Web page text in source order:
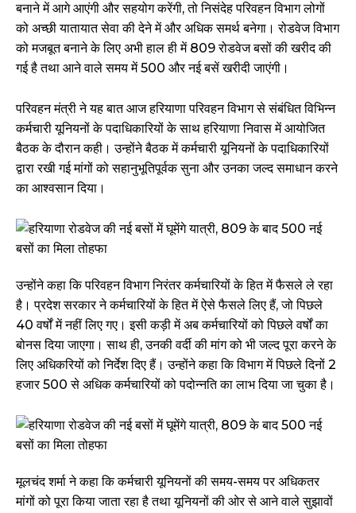
बनाने में आगे आएंगी और सहयोग करेंगी, तो निसंदेह परिवहन विभाग लोगों
को अच्छी यातायात सेवा की देने में और अधिक समर्थ बनेगा। रोडवेज विभाग
को मजबूत बनाने के लिए अभी हाल ही में 809 रोडवेज बसों की खरीद की
गई है तथा आने वाले समय में 500 और नई बसें खरीदी जाएंगी।
परिवहन मंत्री ने यह बात आज हरियाणा परिवहन विभाग से संबंधित विभिन्न
कर्मचारी यूनियनों के पदाधिकारियों के साथ हरियाणा निवास में आयोजित
बैठक के दौरान कही। उन्होंने बैठक में कर्मचारी यूनियनों के पदाधिकारियों
द्वारा रखी गई मांगों को सहानुभूतिपूर्वक सुना और उनका जल्द समाधान करने
का आश्वसान दिया।
उन्होंने कहा कि परिवहन विभाग निरंतर कर्मचारियों के हित में फैसले ले रहा
है। प्रदेश सरकार ने कर्मचारियों के हित में ऐसे फैसले लिए हैं, जो पिछले
40 वर्षों में नहीं लिए गए। इसी कड़ी में अब कर्मचारियों को पिछले वर्षों का
बोनस दिया जाएगा। साथ ही, उनकी वर्दी की मांग को भी जल्द पूरा करने के
लिए अधिकरियों को निर्देश दिए हैं। उन्होंने कहा कि विभाग में पिछले दिनों 2
हजार 500 से अधिक कर्मचारियों को पदोन्नति का लाभ दिया जा चुका है।
मूलचंद शर्मा ने कहा कि कर्मचारी यूनियनों की समय-समय पर अधिकतर
मांगों को पूरा किया जाता रहा है तथा यूनियनों की ओर से आने वाले सुझावों